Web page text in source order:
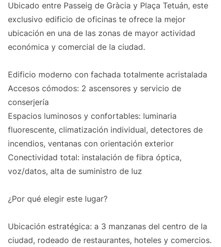
Ubicado entre Passeig de Gràcia y Plaça Tetuán, este
exclusivo edificio de oficinas te ofrece la mejor
ubicación en una de las zonas de mayor actividad
económica y comercial de la ciudad.
Edificio moderno con fachada totalmente acristalada
Accesos cómodos: 2 ascensores y servicio de
conserjería
Espacios luminosos y confortables: luminaria
fluorescente, climatización individual, detectores de
incendios, ventanas con orientación exterior
Conectividad total: instalación de fibra óptica,
voz/datos, alta de suministro de luz
¿Por qué elegir este lugar?
Ubicación estratégica: a 3 manzanas del centro de la
ciudad, rodeado de restaurantes, hoteles y comercios.